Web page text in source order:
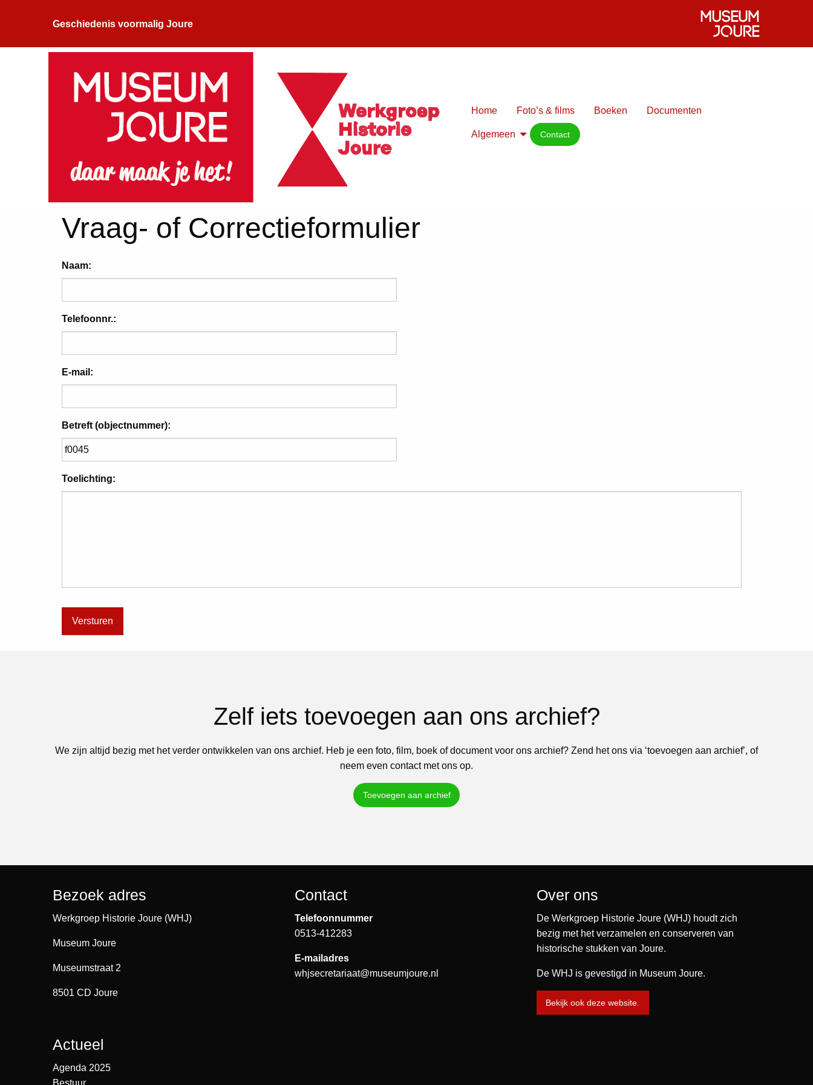
Geschiedenis voormalig Joure
Home Foto’s & films Boeken Documenten
Algemeen Contact
Vraag- of Correctieformulier
Naam:
Telefoonnr.:
E-mail:
Betreft (objectnummer):
Toelichting:
Zelf iets toevoegen aan ons archief?
We zijn altijd bezig met het verder ontwikkelen van ons archief. Heb je een foto, film, boek of document voor ons archief? Zend het ons via ‘toevoegen aan archief’, of
neem even contact met ons op.
Toevoegen aan archief
Bezoek adres
Werkgroep Historie Joure (WHJ)
Museum Joure
Museumstraat 2
8501 CD Joure
Contact
Telefoonnummer
0513-412283
E-mailadres
whjsecretariaat@museumjoure.nl
Over ons
De Werkgroep Historie Joure (WHJ) houdt zich
bezig met het verzamelen en conserveren van
historische stukken van Joure.
De WHJ is gevestigd in Museum Joure.
Bekijk ook deze website.
Actueel
Agenda 2025